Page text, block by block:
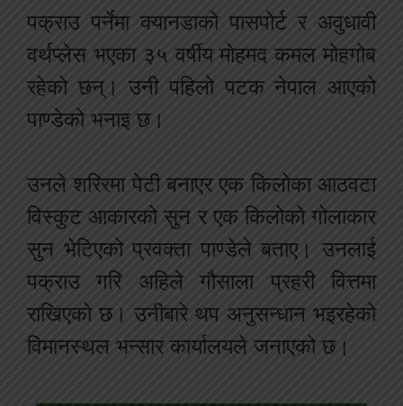
पक्राउ पर्नेमा क्यानडाको पासपोर्ट र अवुधावी
वर्थप्लेस भएका ३५ वर्षीय मोहमद कमल मोहगोब
रहेको छन्। उनी पहिलो पटक नेपाल आएको
पाण्डेको भनाइ छ।
उनले शरिरमा पेटी बनाएर एक किलोका आठवटा
विस्कुट आकारको सुन र एक किलोको गोलाकार
सुन भेटिएको प्रवक्ता पाण्डेले बताए। उनलाई
पक्राउ गरि अहिले गौसाला प्रहरी वित्तमा
राखिएको छ। उनीबारे थप अनुसन्धान भइरहेको
विमानस्थल भन्सार कार्यालयले जनाएको छ।